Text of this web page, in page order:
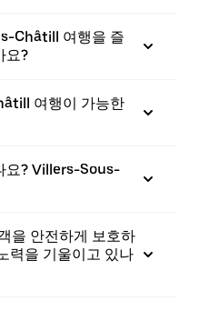
Châtill 여행을 즐
요?
여행이 가능한
요? Villers-Sous-
을 안전하게 보호하
력을 기울이고 있나